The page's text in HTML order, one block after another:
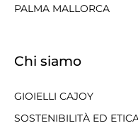
PALMA MALLORCA
Chi siamo
GIOIELLI CAJOY
SOSTENIBILITÀ ED